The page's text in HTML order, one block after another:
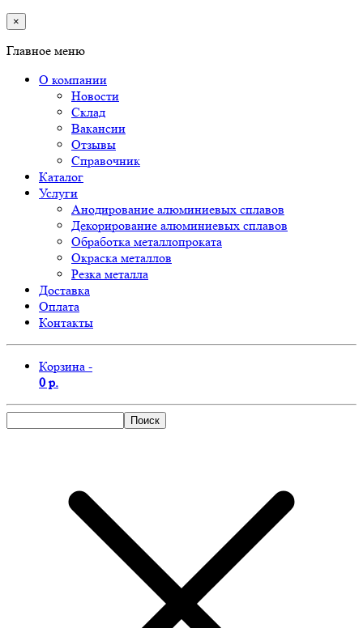
×
Главное меню
О компании
Новости
Склад
Вакансии
Отзывы
Справочник
Каталог
Услуги
Анодирование алюминиевых сплавов
Декорирование алюминиевых сплавов
Обработка металлопроката
Окраска металлов
Резка металла
Доставка
Оплата
Контакты
Корзина -
0 р.